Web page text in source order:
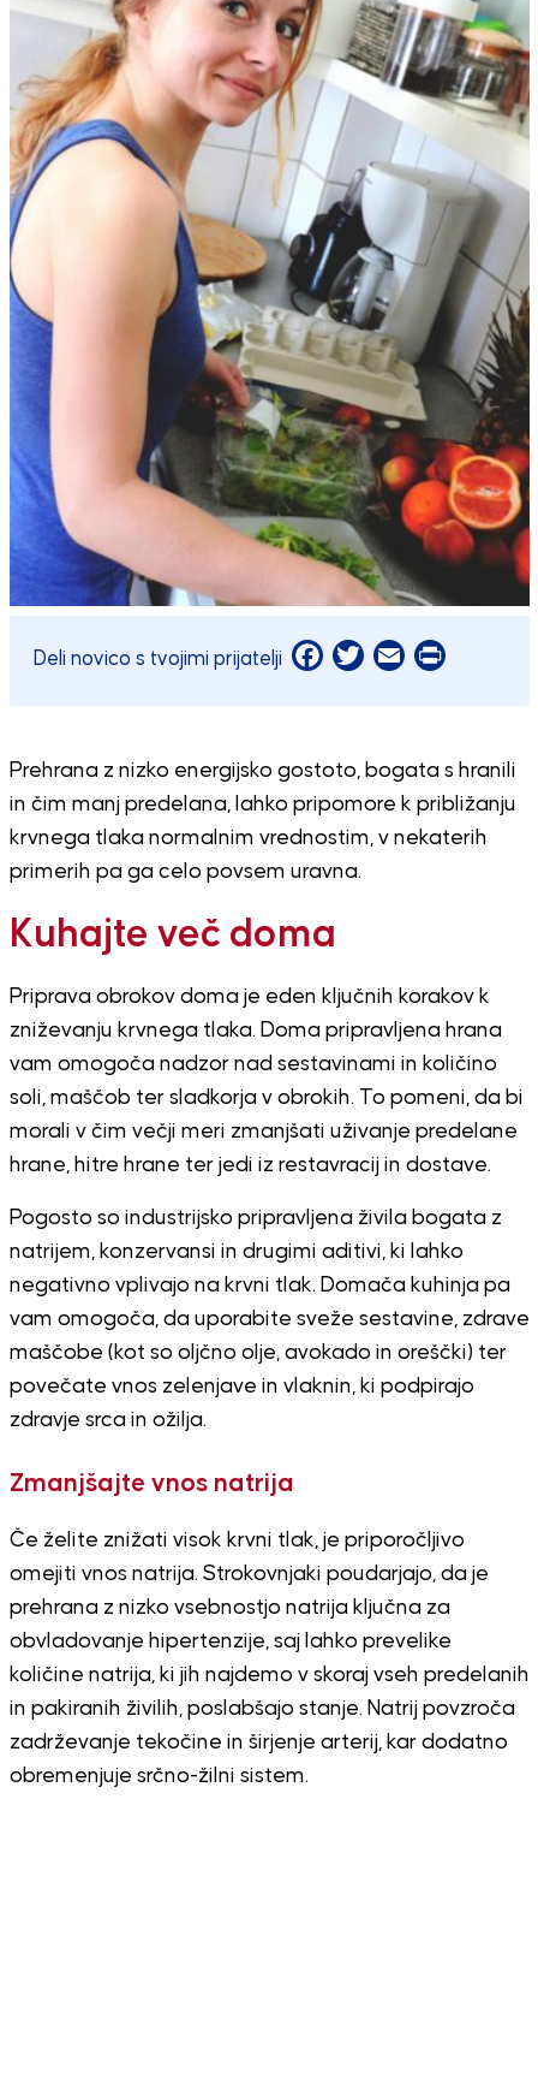
Deli novico s tvojimi prijatelji Facebook
Twitter
EmailPrint
Prehrana z nizko energijsko gostoto, bogata s hranili
in čim manj predelana, lahko pripomore k približanju
krvnega tlaka normalnim vrednostim, v nekaterih
primerih pa ga celo povsem uravna.
Kuhajte več doma
Priprava obrokov doma je eden ključnih korakov k
zniževanju krvnega tlaka. Doma pripravljena hrana
vam omogoča nadzor nad sestavinami in količino
soli, maščob ter sladkorja v obrokih. To pomeni, da bi
morali v čim večji meri zmanjšati uživanje predelane
hrane, hitre hrane ter jedi iz restavracij in dostave.
Pogosto so industrijsko pripravljena živila bogata z
natrijem, konzervansi in drugimi aditivi, ki lahko
negativno vplivajo na krvni tlak. Domača kuhinja pa
vam omogoča, da uporabite sveže sestavine, zdrave
maščobe (kot so oljčno olje, avokado in oreščki) ter
povečate vnos zelenjave in vlaknin, ki podpirajo
zdravje srca in ožilja.
Zmanjšajte vnos natrija
Če želite znižati visok krvni tlak, je priporočljivo
omejiti vnos natrija. Strokovnjaki poudarjajo, da je
prehrana z nizko vsebnostjo natrija ključna za
obvladovanje hipertenzije, saj lahko prevelike
količine natrija, ki jih najdemo v skoraj vseh predelanih
in pakiranih živilih, poslabšajo stanje. Natrij povzroča
zadrževanje tekočine in širjenje arterij, kar dodatno
obremenjuje srčno-žilni sistem.